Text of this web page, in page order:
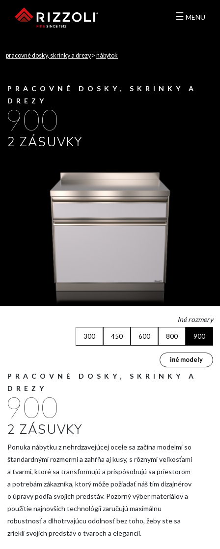
HOME
☰ MENU
pracovné dosky, skrinky a drezy > nábytok
PRACOVNÉ DOSKY, SKRINKY A
DREZY
900
2 ZÁSUVKY
Iné rozmery
300 450 600 800 900
iné modely
PRACOVNÉ DOSKY, SKRINKY A
DREZY
900
2 ZÁSUVKY
Ponuka nábytku z nehrdzavejúcej ocele sa začína modelmi so
štandardnými rozmermi a zahŕňa aj kusy, s rôznymi veľkosťami
a tvarmi, ktoré sa transformujú a prispôsobujú sa priestorom
a potrebám zákazníka, ktorý môže požiadať náš tím dizajnérov
o úpravy podľa svojich predstáv. Pozorný výber materiálov a
použitie najnovších technológií zaručujú maximálnu
robustnosť a dlhotrvajúcu odolnosť bez toho, žeby ste sa
zriekli svojich predstáv o tvaroch a elegancii.